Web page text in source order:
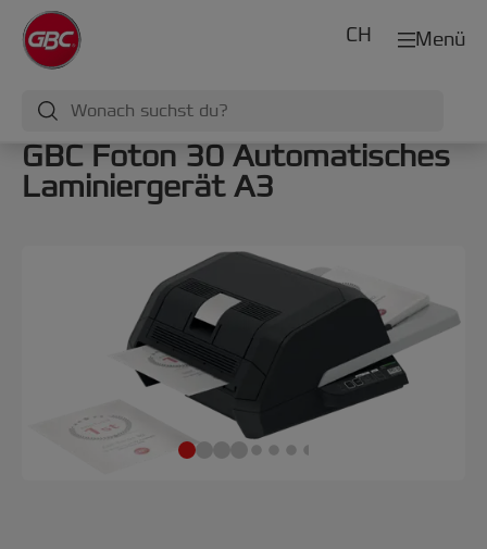
Menü
CH
GBC Foton 30 Automatisches
Laminiergerät A3